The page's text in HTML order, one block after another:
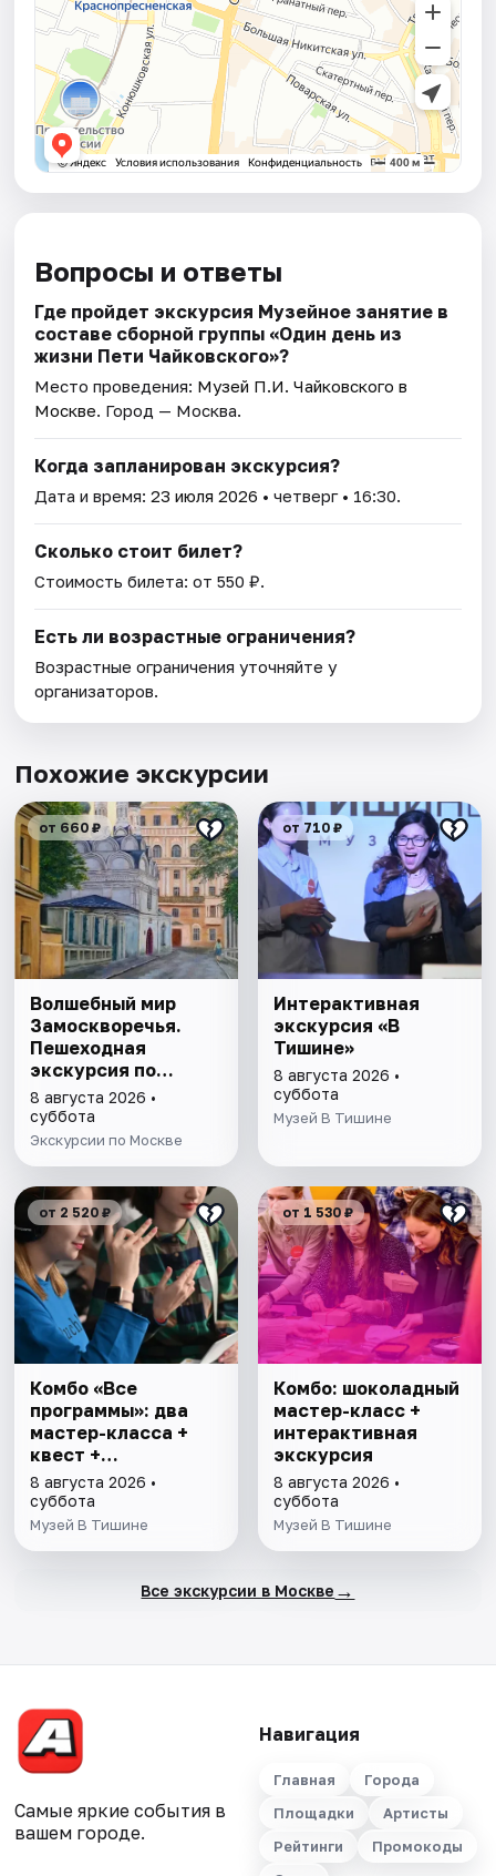
Вопросы и ответы
Где пройдет экскурсия Музейное занятие в
составе сборной группы «Один день из
жизни Пети Чайковскогo»?
Место проведения: Музей П.И. Чайковского в
Москве. Город — Москва.
Когда запланирован экскурсия?
Дата и время:23 июля 2026 • четверг • 16:30.
Сколько стоит билет?
Стоимость билета: от 550 ₽.
Есть ли возрастные ограничения?
Возрастные ограничения уточняйте у
организаторов.
Похожие экскурсии
от 660 ₽
Волшебный мир
Замоскворечья.
Пешеходная
экскурсия по
Москве
8 августа 2026 •
суббота
Экскурсии по Москве
от 710 ₽
Интерактивная
экскурсия «В
Тишине»
8 августа 2026 •
суббота
Музей В Тишине
от 2 520 ₽
Комбо «Все
программы»: два
мастер-класса +
квест +
интерактивная
экскурсия
8 августа 2026 •
суббота
Музей В Тишине
от 1 530 ₽
Комбо: шоколадный
мастер-класс +
интерактивная
экскурсия
8 августа 2026 •
суббота
Музей В Тишине
Все экскурсии в Москве →
Самые яркие события в
вашем городе.
Навигация
Главная
Города
Площадки
Артисты
Рейтинги
Промокоды